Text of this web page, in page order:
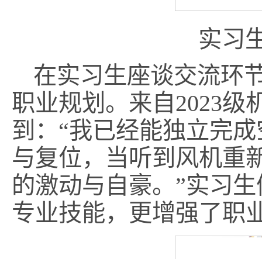
实习
在实习生座谈交流环
职业规划。来自2023级
到：“我已经能独立完
与复位，当听到风机重
的激动与自豪。”实习
专业技能，更增强了职